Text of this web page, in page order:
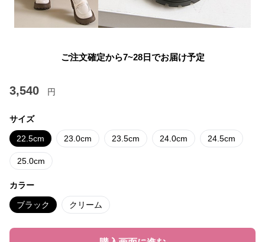
ご注文確定から7~28日でお届け予定
3,540 円
サイズ
22.5cm 23.0cm 23.5cm 24.0cm 24.5cm
25.0cm
カラー
ブラック クリーム